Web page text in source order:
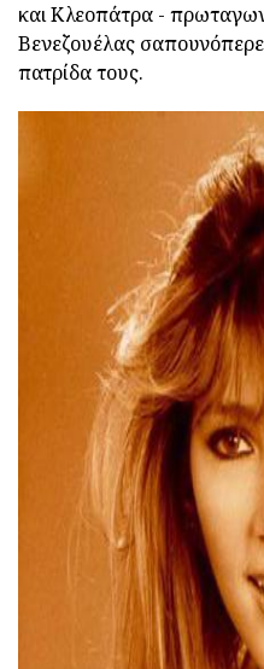
και Κλεοπάτρα -
Βενεζουέλας
πατρίδα τους.